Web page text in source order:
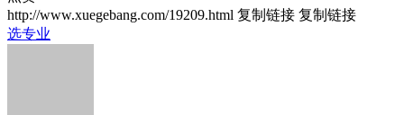
http://www.xuegebang.com/19209.html 复制链接 复制链接
选专业